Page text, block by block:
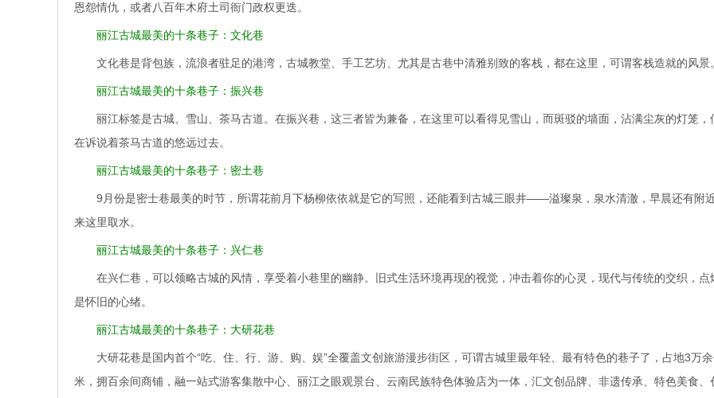
恩怨情仇，或者八百年木府土司衙门政权更迭。
丽江古城最美的十条巷子：文化巷
文化巷是背包族，流浪者驻足的港湾，古城教堂、手工艺坊、尤其是古巷中清雅别致的客栈，都在这里，可谓客栈造就的风景。
丽江古城最美的十条巷子：振兴巷
丽江标签是古城、雪山、茶马古道。在振兴巷，这三者皆为兼备，在这里可以看得见雪山，而斑驳的墙面，沾满尘灰的灯笼，
在诉说着茶马古道的悠远过去。
丽江古城最美的十条巷子：密土巷
9月份是密士巷最美的时节，所谓花前月下杨柳依依就是它的写照，还能看到古城三眼井——溢璨泉，泉水清澈，早晨还有附
来这里取水。
丽江古城最美的十条巷子：兴仁巷
在兴仁巷，可以领略古城的风情，享受着小巷里的幽静。旧式生活环境再现的视觉，冲击着你的心灵，现代与传统的交织，点
是怀旧的心绪。
丽江古城最美的十条巷子：大研花巷
大研花巷是国内首个“吃、住、行、游、购、娱”全覆盖文创旅游漫步街区，可谓古城里最年轻、最有特色的巷子了，占地3万
米，拥百余间商铺，融一站式游客集散中心、丽江之眼观景台、云南民族特色体验店为一体，汇文创品牌、非遗传承、特色美食、